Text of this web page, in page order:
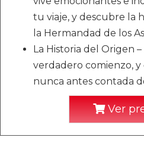
tu viaje, y descubre la
la Hermandad de los
La Historia del Origen
verdadero comienzo, y
nunca antes contada de
Ver